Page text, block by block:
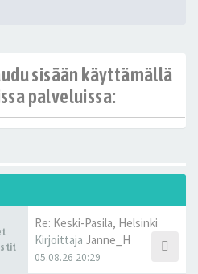
sisään käyttämällä
palveluissa:
Re: Keski-Pasila, Helsinki
Kirjoittaja Janne_H
05.08.26 20:29